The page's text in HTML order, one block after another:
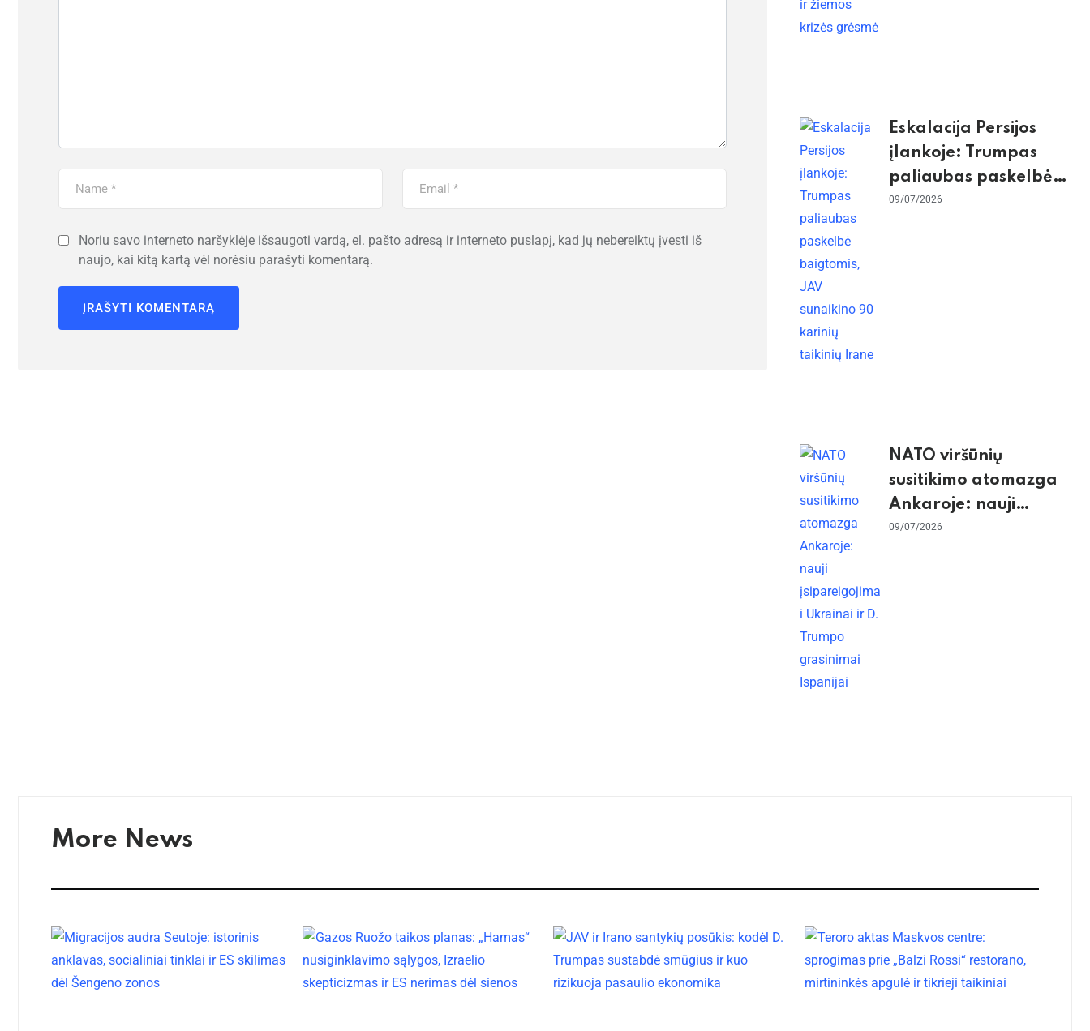
Noriu savo interneto naršyklėje išsaugoti vardą, el. pašto adresą ir interneto puslapį, kad jų nebereiktų įvesti iš
naujo, kai kitą kartą vėl norėsiu parašyti komentarą.
Eskalacija Persijos
įlankoje: Trumpas
paliaubas paskelbė
baigtomis, JAV
09/07/2026
NATO viršūnių
susitikimo atomazga
Ankaroje: nauji
įsipareigojimai
09/07/2026
More News